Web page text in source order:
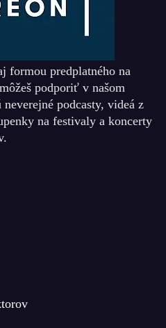
formou predplatného na
podporiť v našom
podcasty, videá z
na festivaly a koncerty